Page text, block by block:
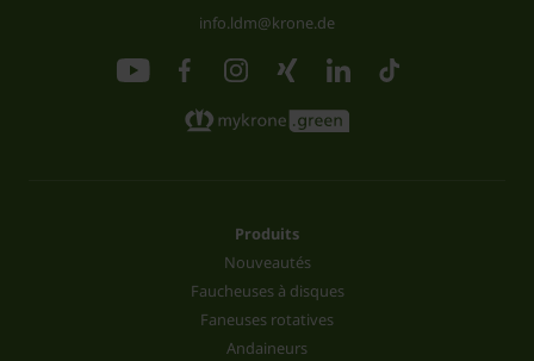
info.ldm@krone.de
Produits
Nouveautés
Faucheuses à disques
Faneuses rotatives
Andaineurs